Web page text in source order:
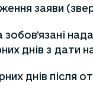
заяви
днів з дати
днів після